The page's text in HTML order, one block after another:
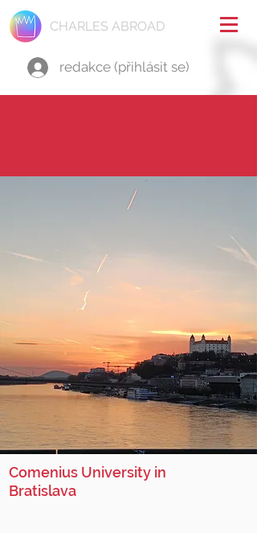
CHARLES ABROAD
redakce (přihlásit se)
Comenius University in
Bratislava